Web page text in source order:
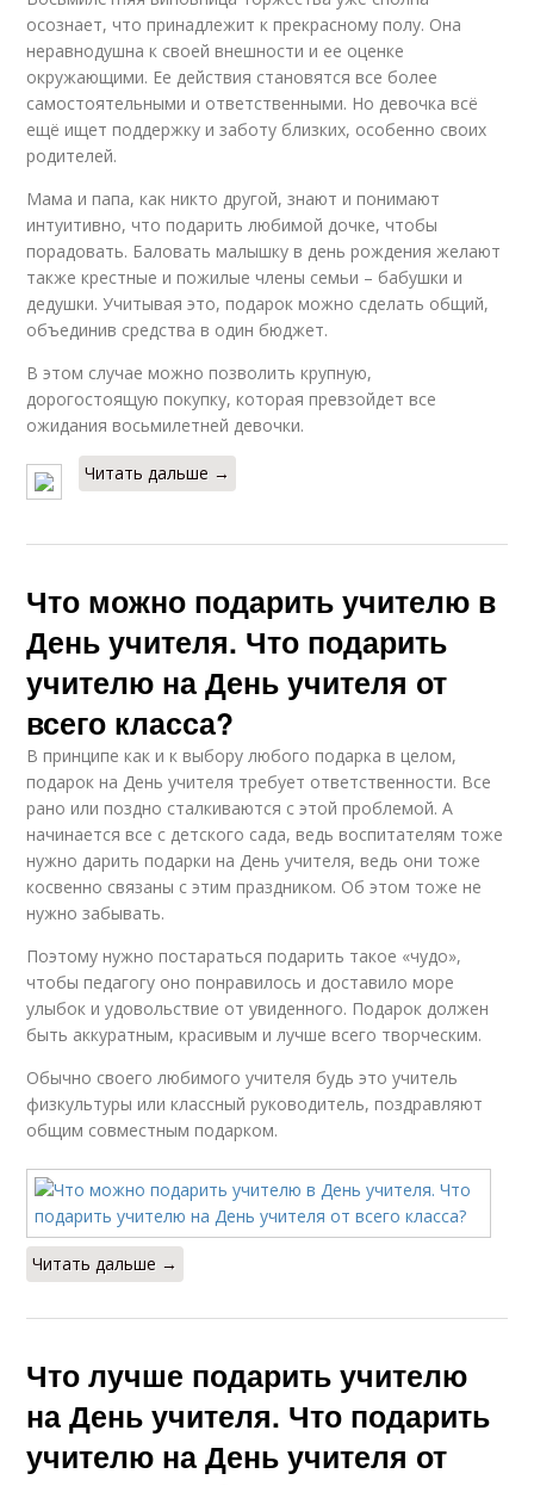
осознает, что принадлежит к прекрасному полу. Она
неравнодушна к своей внешности и ее оценке
окружающими. Ее действия становятся все более
самостоятельными и ответственными. Но девочка всё
ещё ищет поддержку и заботу близких, особенно своих
родителей.
Мама и папа, как никто другой, знают и понимают
интуитивно, что подарить любимой дочке, чтобы
порадовать. Баловать малышку в день рождения желают
также крестные и пожилые члены семьи – бабушки и
дедушки. Учитывая это, подарок можно сделать общий,
объединив средства в один бюджет.
В этом случае можно позволить крупную,
дорогостоящую покупку, которая превзойдет все
ожидания восьмилетней девочки.
Читать дальше →
Что можно подарить учителю в
День учителя. Что подарить
учителю на День учителя от
всего класса?
В принципе как и к выбору любого подарка в целом,
подарок на День учителя требует ответственности. Все
рано или поздно сталкиваются с этой проблемой. А
начинается все с детского сада, ведь воспитателям тоже
нужно дарить подарки на День учителя, ведь они тоже
косвенно связаны с этим праздником. Об этом тоже не
нужно забывать.
Поэтому нужно постараться подарить такое «чудо»,
чтобы педагогу оно понравилось и доставило море
улыбок и удовольствие от увиденного. Подарок должен
быть аккуратным, красивым и лучше всего творческим.
Обычно своего любимого учителя будь это учитель
физкультуры или классный руководитель, поздравляют
общим совместным подарком.
Читать дальше →
Что лучше подарить учителю
на День учителя. Что подарить
учителю на День учителя от